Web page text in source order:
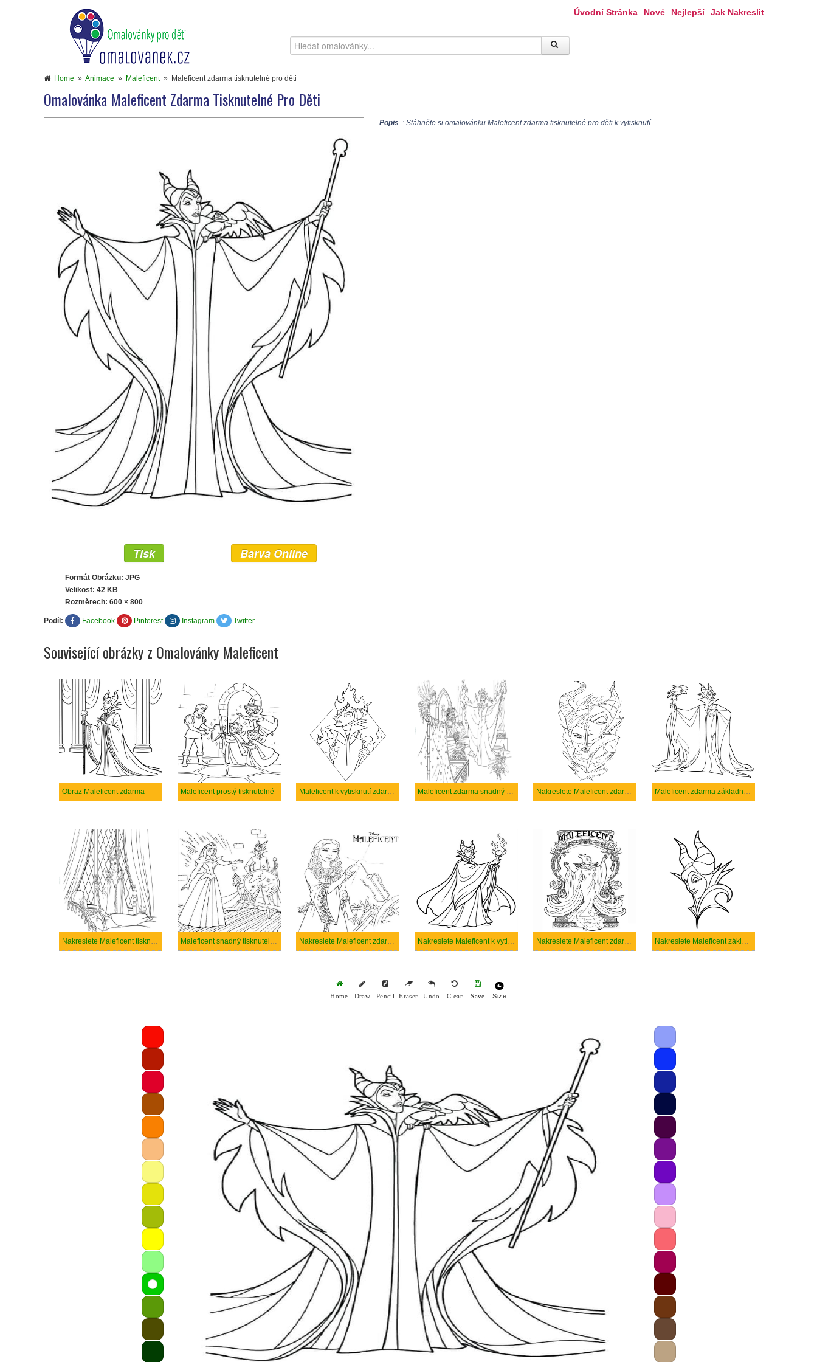
Úvodní Stránka Nové Nejlepší Jak Nakreslit
Home » Animace » Maleficent» Maleficent zdarma tisknutelné pro děti
Omalovánka Maleficent Zdarma Tisknutelné Pro Děti
Popis : Stáhněte si omalovánku Maleficent zdarma tisknutelné pro děti k vytisknutí
Tisk Barva Online
Formát Obrázku: JPG
Velikost: 42 KB
Rozměrech: 600 × 800
Podíl: Facebook Pinterest Instagram Twitter
Související obrázky z Omalovánky Maleficent
Obraz Maleficent zdarma Maleficent prostý tisknutelné Maleficent k vytisknutí zdarma Maleficent zdarma snadný tisknutelné Nakreslete Maleficent zdarma Maleficent zdarma základní tisknutelné
Nakreslete Maleficent tisknutelné pro děti Maleficent snadný tisknutelné Nakreslete Maleficent zdarma základní tisknutelné Nakreslete Maleficent k vytisknutí Nakreslete Maleficent zdarma prostý tisknutelné Nakreslete Maleficent základní tisknutelné
Home Draw Pencil Eraser Undo Clear Save Size